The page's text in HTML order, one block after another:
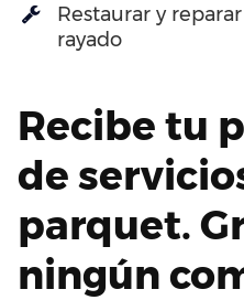
Restaurar y
rayado
Recibe tu
de
parquet.
ningún